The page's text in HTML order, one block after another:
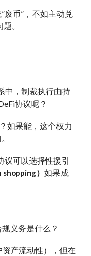
废币”，不如主动兑
。
中，制裁执行由持
协议呢？
如果能，这个权力
。
可以选择性援引
） 如果成
义务是什么？
产流动性），但在